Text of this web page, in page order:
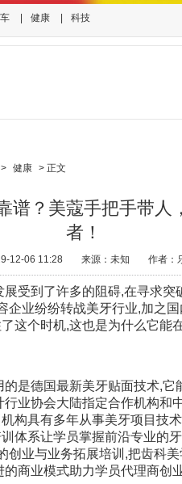
健康 科技
> 健康 > 正文
谱？美蔻手把手带人
者！
12-06 11:28 来源：未知 作者：
受到了许多的阻碍,在寻求突
企业纷纷转战美牙行业,加之
这个时机,这也是为什么它能
是德国最新美牙贴面技术,
业协会大陆指定合作机构和
构具有多年从事美牙项目技
体系让学员掌握前沿专业的
创业与业务拓展培训,把齿科
商业模式助力学员代理商创